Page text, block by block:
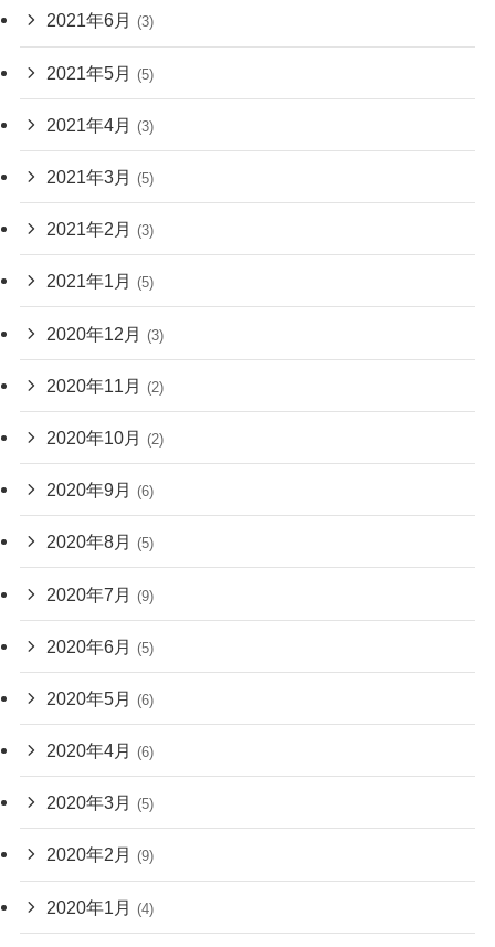
2021年6月 (3)
2021年5月 (5)
2021年4月 (3)
2021年3月 (5)
2021年2月 (3)
2021年1月 (5)
2020年12月 (3)
2020年11月 (2)
2020年10月 (2)
2020年9月 (6)
2020年8月 (5)
2020年7月 (9)
2020年6月 (5)
2020年5月 (6)
2020年4月 (6)
2020年3月 (5)
2020年2月 (9)
2020年1月 (4)